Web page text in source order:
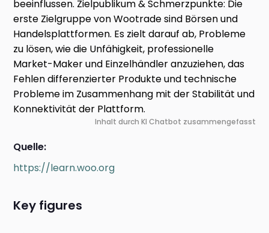
beeinflussen. Zielpublikum & Schmerzpunkte: Die
erste Zielgruppe von Wootrade sind Börsen und
Handelsplattformen. Es zielt darauf ab, Probleme
zu lösen, wie die Unfähigkeit, professionelle
Market-Maker und Einzelhändler anzuziehen, das
Fehlen differenzierter Produkte und technische
Probleme im Zusammenhang mit der Stabilität und
Konnektivität der Plattform.
Inhalt durch KI Chatbot zusammengefasst
Quelle:
https://learn.woo.org
Key figures